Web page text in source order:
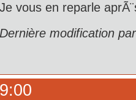
Je vous en reparle
Dernière modification